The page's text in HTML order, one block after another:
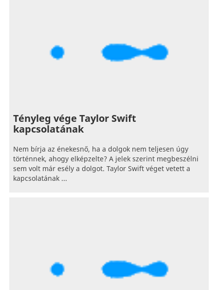
Tényleg vége Taylor Swift
kapcsolatának
Nem bírja az énekesnő, ha a dolgok nem teljesen úgy
történnek, ahogy elképzelte? A jelek szerint megbeszélni
sem volt már esély a dolgot. Taylor Swift véget vetett a
kapcsolatának ...